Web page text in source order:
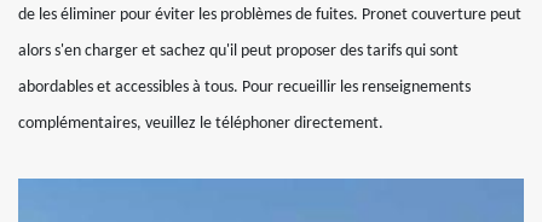
de les éliminer pour éviter les problèmes de fuites. Pronet couverture peut
alors s'en charger et sachez qu'il peut proposer des tarifs qui sont
abordables et accessibles à tous. Pour recueillir les renseignements
complémentaires, veuillez le téléphoner directement.